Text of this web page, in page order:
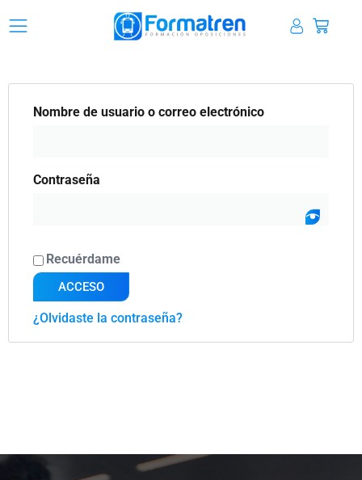
al
Nombre de usuario o correo electrónico
Contraseña
Recuérdame
ACCESO
¿Olvidaste la contraseña?